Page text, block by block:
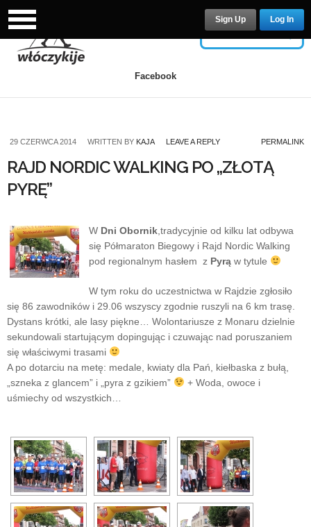
Facebook
Log In
Sign Up
29 CZERWCA 2014 WRITTEN BY KAJA LEAVE A REPLY PERMALINK
RAJD NORDIC WALKING PO „ZŁOTĄ
PYRĘ”
W Dni Obornik ,tradycyjnie od kilku lat odbywa
się Półmaraton Biegowy i Rajd Nordic Walking
pod regionalnym hasłem z Pyrą w tytule
W tym roku do uczestnictwa w Rajdzie zgłosiło
się 86 zawodników i 29.06 wszyscy zgodnie ruszyli na 6 km trasę.
Dystans krótki, ale lasy piękne… Wolontariusze z Monaru dzielnie
sekundowali startującym dopingując i czuwając nad poruszaniem
się właściwymi trasami
A po dotarciu na metę: medale, kwiaty dla Pań, kiełbaska z bułą,
„szneka z glancem” i „pyra z gzikiem”
+ Woda, owoce i
uśmiechy od wszystkich…
Lost your password?